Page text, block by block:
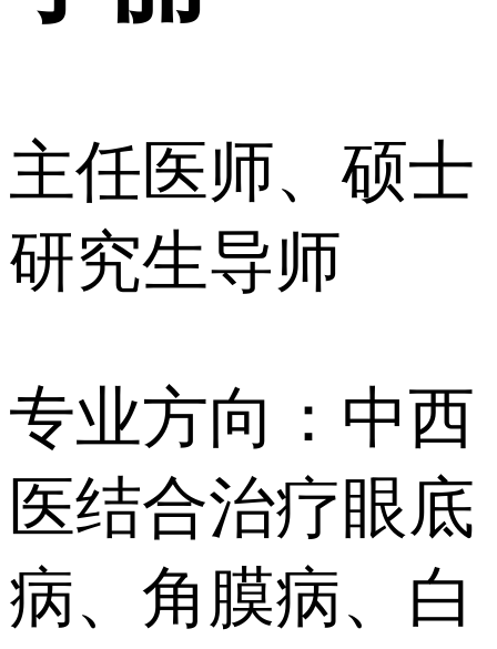
主任医师、硕士
研究生导师
专业方向：中西
医结合治疗眼底
病、角膜病、白